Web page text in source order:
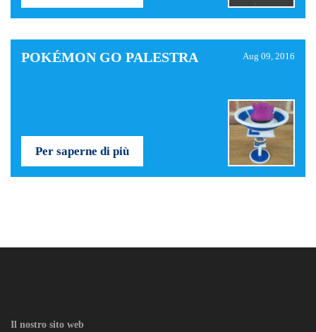
POKÉMON GO PALESTRA Aug 09, 2016
Per saperne di più
Il nostro sito web